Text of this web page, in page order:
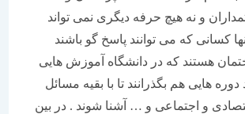
و نه هیچ حرفه دیگری نمی تواند
که می توانند پاسخ گو باشند
که در دانشگاه آموزش هایی
هایی هم بگذرانند تا با بقیه مسائل
و اجتماعی و … آشنا شوند . در بین